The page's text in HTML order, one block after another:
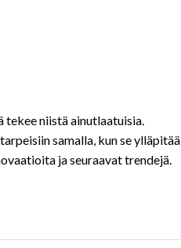
niistä ainutlaatuisia.
samalla, kun se ylläpitää
ja seuraavat trendejä.